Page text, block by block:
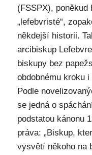
(FSSPX), poněkud
„lefebvristé“,
někdejší historii.
arcibiskup
biskupy bez
obdobnému kroku
Podle
se jedná o
podstatou kánonu
práva: „Biskup,
vysvětí někoho na